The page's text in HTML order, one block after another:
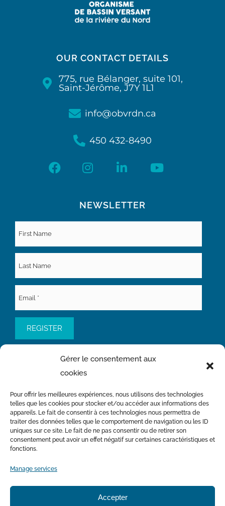
Gérer le consentement aux
cookies
Pour offrir les meilleures expériences, nous utilisons des technologies
telles que les cookies pour stocker et/ou accéder aux informations des
appareils. Le fait de consentir à ces technologies nous permettra de
traiter des données telles que le comportement de navigation ou les ID
uniques sur ce site. Le fait de ne pas consentir ou de retirer son
consentement peut avoir un effet négatif sur certaines caractéristiques et
fonctions.
Manage services
Accepter
OUR CONTACT DETAILS
775, rue Bélanger, suite 101,
Saint-Jérôme, J7Y 1L1
info@obvrdn.ca
450 432-8490
NEWSLETTER
QUICK ACCESS
Water Master Plan
Contact us